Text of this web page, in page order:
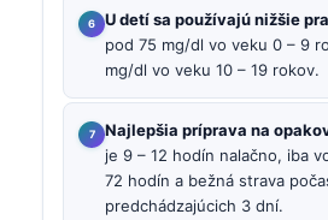
U detí sa používajú nižšie
pod 75 mg/dl vo veku 0 – 9
mg/dl vo veku 10 – 19 rokov.
Najlepšia príprava na
je 9 – 12 hodín nalačno, iba
72 hodín a bežná strava
predchádzajúcich 3 dní.